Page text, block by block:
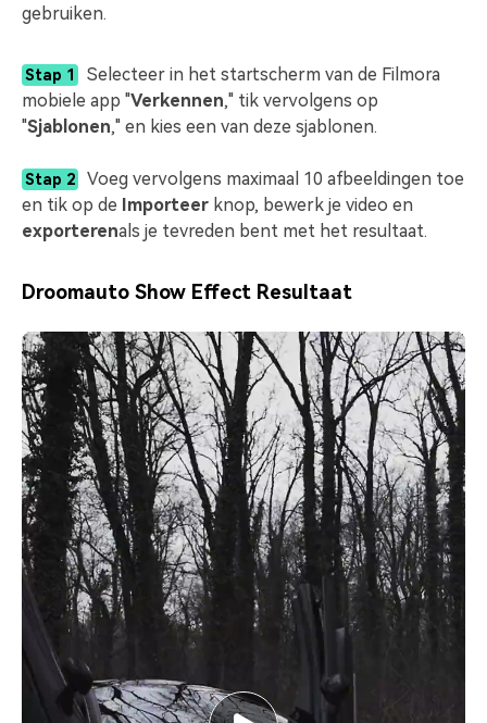
gebruiken.
Stap 1
Selecteer in het startscherm van de Filmora
mobiele app "Verkennen," tik vervolgens op
"Sjablonen," en kies een van deze sjablonen.
Stap 2
Voeg vervolgens maximaal 10 afbeeldingen toe
en tik op de Importeer knop, bewerk je video en
exporterenals je tevreden bent met het resultaat.
Droomauto Show Effect Resultaat